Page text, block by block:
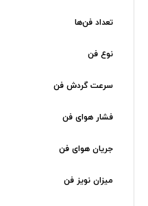
تعداد فن‌ها
نوع فن
سرعت گردش فن
فشار هوای فن
جریان هوای فن
میزان نویز فن